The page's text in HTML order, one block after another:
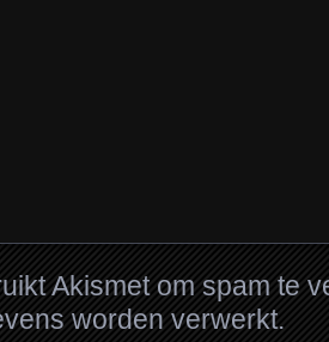
Akismet om spam te
worden verwerkt.